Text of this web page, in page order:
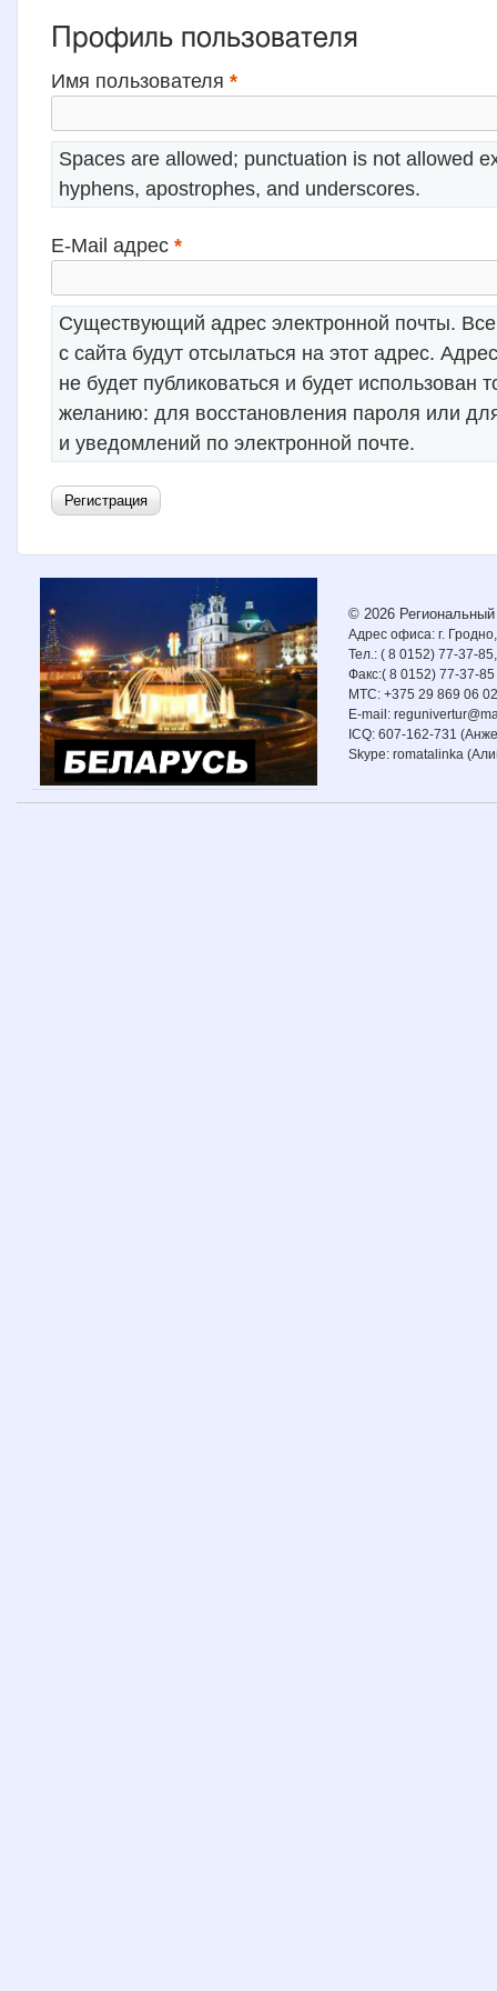
Профиль пользователя
Имя пользователя *
Spaces are allowed; punctuation is not allowed
hyphens, apostrophes, and underscores.
E-Mail адрес *
Существующий адрес электронной почты.
с сайта будут отсылаться на этот адрес.
не будет публиковаться и будет использован
желанию: для восстановления пароля или
и уведомлений по электронной почте.
© 2026
Адрес офиса: г.
Тел.: ( 8 0152) 77-37-
Факс:( 8 0152) 77-37-85
МТС: +375 29 869 06 02
Е-mail:
ICQ: 607-162-731
Skype: romatalinka